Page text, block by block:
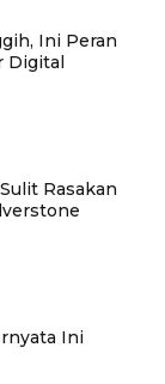
Ini Peran
Digital
Rasakan
Ini